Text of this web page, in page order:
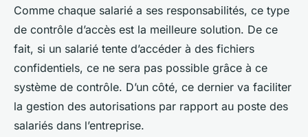
Comme chaque salarié a ses responsabilités, ce type
de contrôle d’accès est la meilleure solution. De ce
fait, si un salarié tente d’accéder à des fichiers
confidentiels, ce ne sera pas possible grâce à ce
système de contrôle. D’un côté, ce dernier va faciliter
la gestion des autorisations par rapport au poste des
salariés dans l’entreprise.